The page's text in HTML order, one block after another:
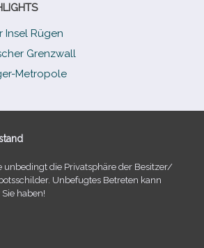
Insel Rügen
Grenzwall
Metropole
unbe­dingt die Privatsphäre der Besitzer/​
Unbefugtes Betreten kann
haben!